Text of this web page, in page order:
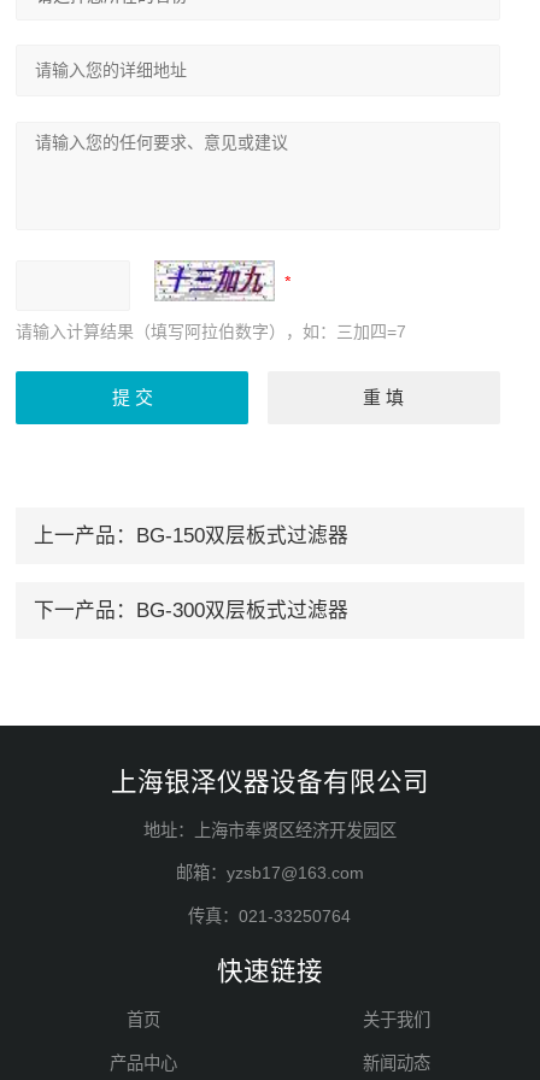
请输入计算结果（填写阿拉伯数字），如：三加四=7
上一产品： BG-150双层板式过滤器
下一产品： BG-300双层板式过滤器
上海银泽仪器设备有限公司
地址：上海市奉贤区经济开发园区
邮箱：yzsb17@163.com
传真：021-33250764
快速链接
首页 关于我们
产品中心 新闻动态